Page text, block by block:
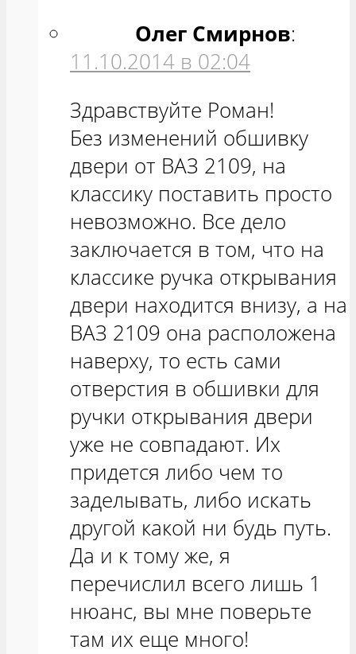
Олег Смирнов:
11.10.2014 в 02:04
Здравствуйте Роман!
Без изменений обшивку
двери от ВАЗ 2109, на
классику поставить просто
невозможно. Все дело
заключается в том, что на
классике ручка открывания
двери находится внизу, а на
ВАЗ 2109 она расположена
наверху, то есть сами
отверстия в обшивки для
ручки открывания двери
уже не совпадают. Их
придется либо чем то
заделывать, либо искать
другой какой ни будь путь.
Да и к тому же, я
перечислил всего лишь 1
нюанс, вы мне поверьте
там их еще много!